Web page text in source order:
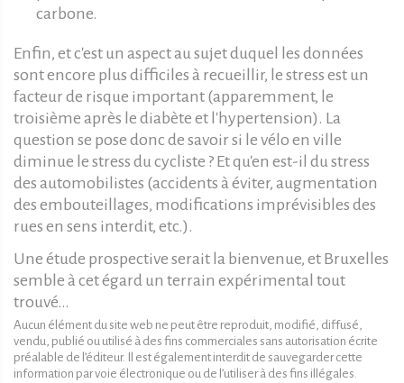
carbone.
Enfin, et c'est un aspect au sujet duquel les données
sont encore plus difficiles à recueillir, le stress est un
facteur de risque important (apparemment, le
troisième après le diabète et l'hypertension). La
question se pose donc de savoir si le vélo en ville
diminue le stress du cycliste ? Et qu'en est-il du stress
des automobilistes (accidents à éviter, augmentation
des embouteillages, modifications imprévisibles des
rues en sens interdit, etc.).
Une étude prospective serait la bienvenue, et Bruxelles
semble à cet égard un terrain expérimental tout
trouvé…
Aucun élément du site web ne peut être reproduit, modifié, diffusé,
vendu, publié ou utilisé à des fins commerciales sans autorisation écrite
préalable de l’éditeur. Il est également interdit de sauvegarder cette
information par voie électronique ou de l’utiliser à des fins illégales.